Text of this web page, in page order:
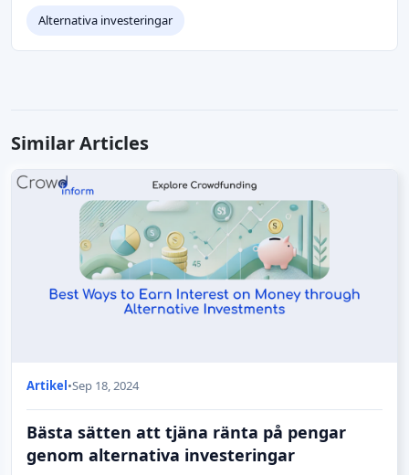
How does diversification protect my investments?
Recommended
Alternativa investeringar
Similar Articles
Artikel•Sep 18, 2024
Bästa sätten att tjäna ränta på pengar
genom alternativa investeringar